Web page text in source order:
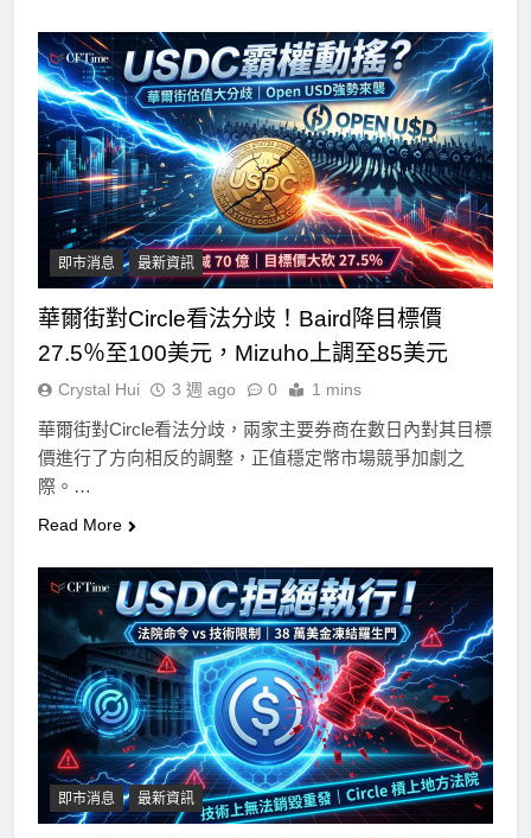
即市消息 最新資訊
華爾街對Circle看法分歧！Baird降目標價
27.5％至100美元，Mizuho上調至85美元
Crystal Hui 3 週 ago 0 1 mins
華爾街對Circle看法分歧，兩家主要券商在數日內對其目標
價進行了方向相反的調整，正值穩定幣市場競爭加劇之
際。…
Read More
即市消息 最新資訊